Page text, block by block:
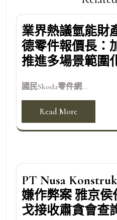
業界熱議氫能財
德零件報價長：
推進多場景範圍
國民Skoda零件網...
Read More
PT Nusa
嫌作弊案 雅京
戈接收肅貪會查